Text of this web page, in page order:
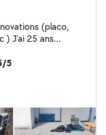
(placo,
) J'ai 25 ans
DU TRAVAIL
Intervention réactif
,panne etc)
5